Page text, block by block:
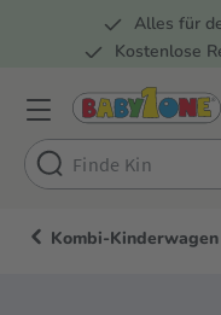
Zur Alles für
Kostenlose
Kombi-Kinderwagen